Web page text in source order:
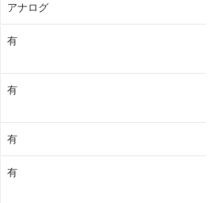
アナログ
有
有
有
有